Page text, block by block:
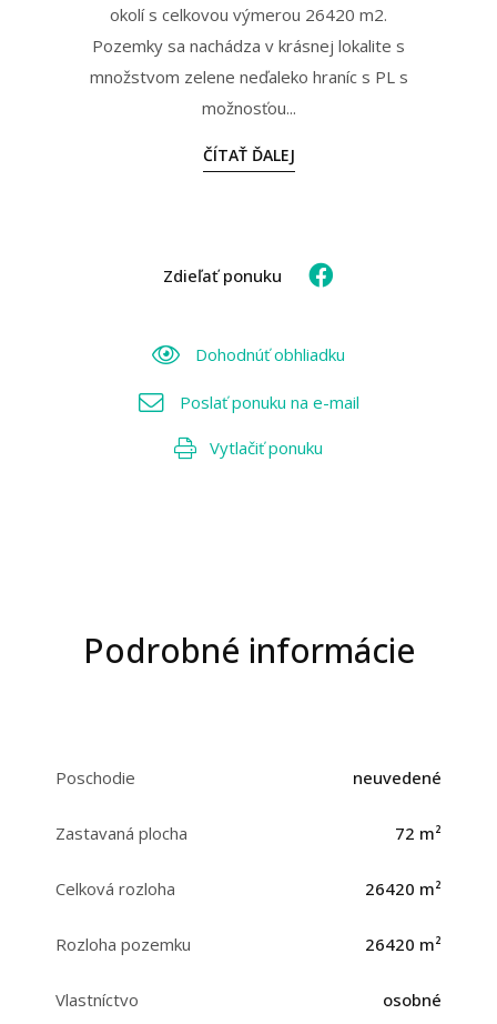
okolí s celkovou výmerou 26420 m2.
Pozemky sa nachádza v krásnej lokalite s
množstvom zelene neďaleko hraníc s PL s
možnosťou...
ČÍTAŤ ĎALEJ
Zdieľať ponuku
Dohodnúť obhliadku
Poslať ponuku na e-mail
Vytlačiť ponuku
Podrobné informácie
Poschodie neuvedené
Zastavaná plocha 72 m²
Celková rozloha 26420 m²
Rozloha pozemku 26420 m²
Vlastníctvo osobné